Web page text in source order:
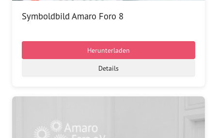
Symboldbild Amaro Foro 8
Herunterladen
Details